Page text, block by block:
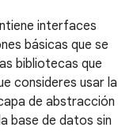
interfaces
básicas que se
bibliotecas que
consideres usar la
de abstracción
base de datos sin